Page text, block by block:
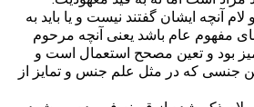
آنچه ایشان گفتند نیست و یا باید به
مفهوم عام باشد یعنی آنچه مرحوم
بود و تعین مصحح استعمال است و
جنسی که در مثل علم جنس و تمایز از